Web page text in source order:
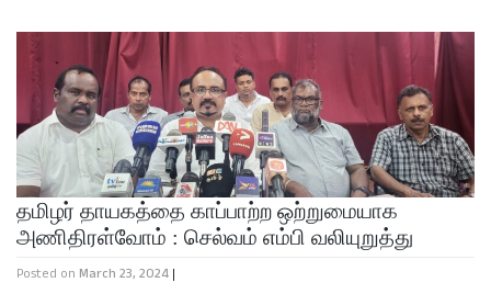
தமிழர் தாயகத்தை காப்பாற்ற ஒற்றுமையாக
அணிதிரள்வோம் : செல்வம் எம்பி வலியுறுத்து
Posted on March 23, 2024 |